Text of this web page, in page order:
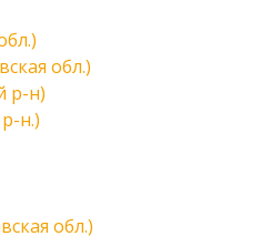
обл.)
р-н)
н.)
обл.)